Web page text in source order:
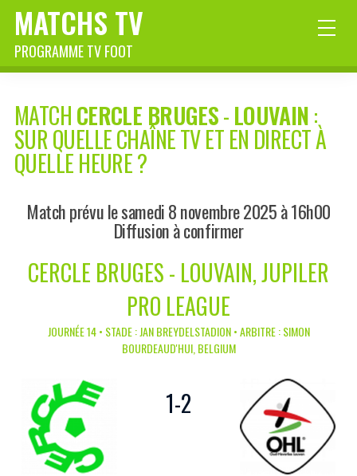
MATCHS TV
PROGRAMME TV FOOT
MATCHCERCLE BRUGES-LOUVAIN:
SUR QUELLE CHAÎNE TV ET EN DIRECT À
QUELLE HEURE ?
Match prévu le samedi 8 novembre 2025 à 16h00
Diffusion à confirmer
CERCLE BRUGES - LOUVAIN, JUPILER
PRO LEAGUE
JOURNÉE 14 • STADE : JAN BREYDELSTADION • ARBITRE : SIMON
BOURDEAUD'HUI, BELGIUM
1-2